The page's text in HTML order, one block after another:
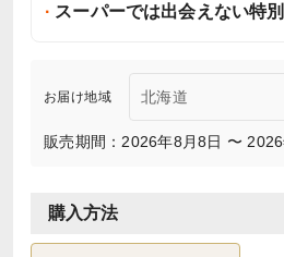
スーパーでは出会えない特
お届け地域
販売期間：2026年8月8日 〜
購入方法